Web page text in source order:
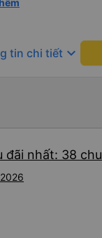
clearly
góp ý nhà xe nên
âm thanh điện
tin chi tiết keyboard_arrow_down
nhất: 38